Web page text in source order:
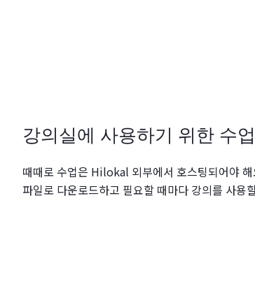
강의실에 사용하기 위한 수
때때로 수업은 Hilokal 외부에서 호스팅되어야
파일로 다운로드하고 필요할 때마다 강의를 사용